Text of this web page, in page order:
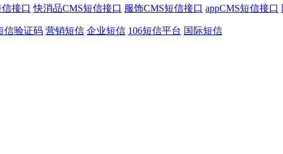
接口 快消品CMS短信接口 服饰CMS短信接口 appCMS短信接口
信验证码 营销短信 企业短信 106短信平台 国际短信